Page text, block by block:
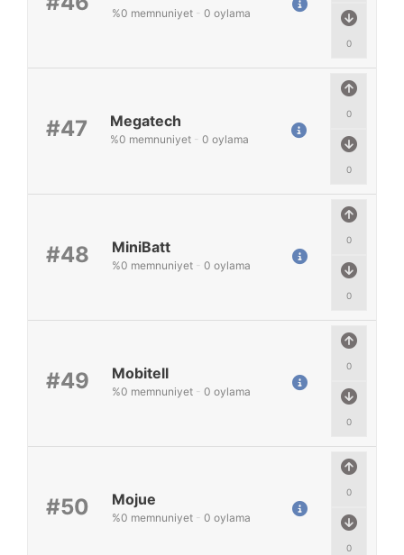
0
%0 memnuniyet - 0 oylama
#47
0
0
Megatech
%0 memnuniyet - 0 oylama
#48
0
0
MiniBatt
%0 memnuniyet - 0 oylama
#49
0
0
Mobitell
%0 memnuniyet - 0 oylama
#50
0
0
Mojue
%0 memnuniyet - 0 oylama